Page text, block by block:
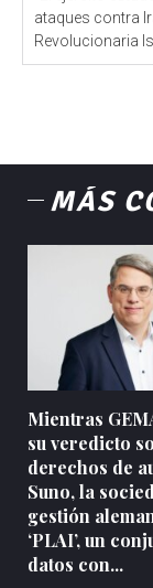
ataques contra
Revolucionaria
MÁS
Mientras
su veredicto
derechos de
Suno, la
gestión
‘PLAI’, un
datos con...